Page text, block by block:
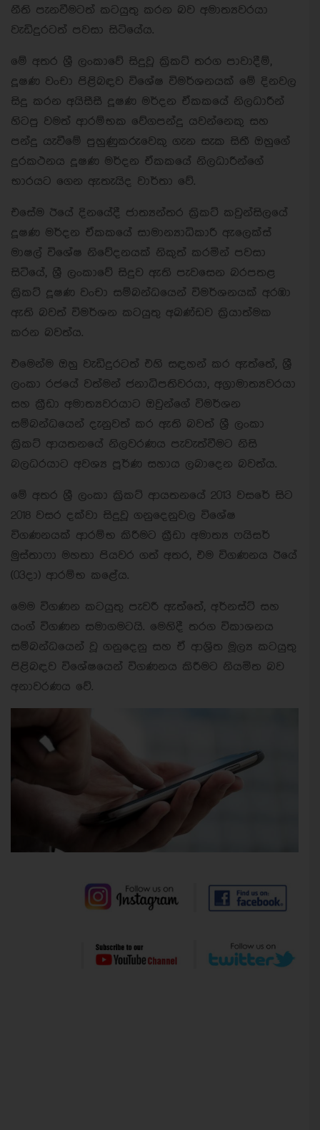
නීති පැනවීමටත් කටයුතු කරන බව අමාත්‍යවරයා
වැඩිදුරටත් පවසා සිටියේය.
මේ අතර ශ්‍රී ලංකාවේ සිදුවූ ක්‍රිකට් තරග පාවාදීම්,
දූෂණ වංචා පිළිබඳව විශේෂ විමර්ශනයක් මේ දිනවල
සිදු කරන අයිසීසී දූෂණ මර්දන ඒකකයේ නිලධාරීන්
හිටපු වමත් ආරම්භක වේගපන්දු යවන්නෙකු සහ
පන්දු යැවීමේ පුහුණුකරුවෙකු ගැන සැක සිතී ඔහුගේ
දුරකථනය දූෂණ මර්දන ඒකකයේ නිලධාරීන්ගේ
භාරයට ගෙන ඇතැයිද වාර්තා වේ.
එසේම ඊයේ දිනයේදී ජාත්‍යන්තර ක්‍රිකට් කවුන්සිලයේ
දූෂණ මර්දන ඒකකයේ සාමාන්‍යාධිකාරී ඇලෙක්ස්
මාෂල් විශේෂ නිවේදනයක් නිකුත් කරමින් පවසා
සිටියේ, ශ්‍රී ලංකාවේ සිදුව ඇති පැවසෙන බරපතළ
ක්‍රිකට් දූෂණ වංචා සම්බන්ධයෙන් විමර්ශනයක් අරඹා
ඇති බවත් විමර්ශන කටයුතු අඛණ්ඩව ක්‍රියාත්මක
කරන බවත්ය.
එමෙන්ම ඔහු වැඩිදුරටත් එහි සඳහන් කර ඇත්තේ, ශ්‍රී
ලංකා රජයේ වත්මන් ජනාධිපතිවරයා, අග්‍රාමාත්‍යවරයා
සහ ක්‍රීඩා අමාත්‍යවරයාට ඔවුන්ගේ විමර්ශන
සම්බන්ධයෙන් දැනුවත් කර ඇති බවත් ශ්‍රී ලංකා
ක්‍රිකට් ආයතනයේ නිලවරණය පැවැත්වීමට නිසි
බලධරයාට අවශ්‍ය පූර්ණ සහාය ලබාදෙන බවත්ය.
මේ අතර ශ්‍රී ලංකා ක්‍රිකට් ආයතනයේ 2013 වසරේ සිට
2018 වසර දක්වා සිදුවූ ගනුදෙනුවල විශේෂ
විගණනයක් ආරම්භ කිරීමට ක්‍රීඩා අමාත්‍ය ෆයිසර්
මුස්තාෆා මහතා පියවර ගත් අතර, එම විගණනය ඊයේ
(03දා) ආරම්භ කළේය.
මෙම විගණන කටයුතු පැවරී ඇත්තේ, අර්නස්ට් සහ
යංග් විගණන සමාගමටයි. මෙහිදී තරග විකාශනය
සම්බන්ධයෙන් වූ ගනුදෙනු සහ ඒ ආශ්‍රිත මූල්‍ය කටයුතු
පිළිබඳව විශේෂයෙන් විගණනය කිරීමට නියමිත බව
අනාවරණය වේ.